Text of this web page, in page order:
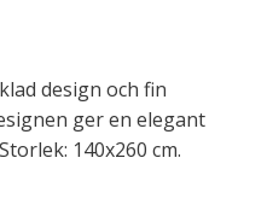
design och fin
ger en elegant
140x260 cm.